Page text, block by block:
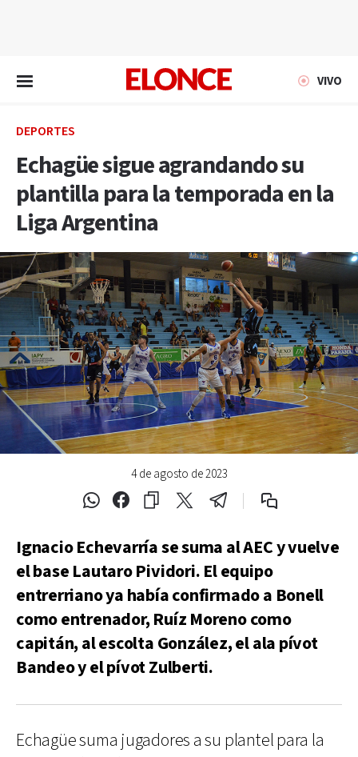
VIVO
DEPORTES
Echagüe sigue agrandando su
plantilla para la temporada en la
Liga Argentina
4 de agosto de 2023
Ignacio Echevarría se suma al AEC y vuelve
el base Lautaro Pividori. El equipo
entrerriano ya había confirmado a Bonell
como entrenador, Ruíz Moreno como
capitán, al escolta González, el ala pívot
Bandeo y el pívot Zulberti.
Echagüe suma jugadores a su plantel para la